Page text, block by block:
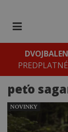
peťo
NOVINKY